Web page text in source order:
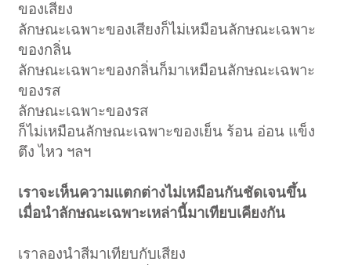
ของเสียง
ลักษณะเฉพาะของเสียงก็ไม่เหมือนลักษณะเฉพาะ
ของกลิ่น
ลักษณะเฉพาะของกลิ่นก็มาเหมือนลักษณะเฉพาะ
ของรส
ลักษณะเฉพาะของรส
ก็ไม่เหมือนลักษณะเฉพาะของเย็น ร้อน อ่อน แข็ง
ตึง ไหว ฯลฯ
เราจะเห็นความแตกต่างไม่เหมือนกันชัดเจนขึ้น
เมื่อนำลักษณะเฉพาะเหล่านี้มาเทียบเคียงกัน
เราลองนำสีมาเทียบกับเสียง